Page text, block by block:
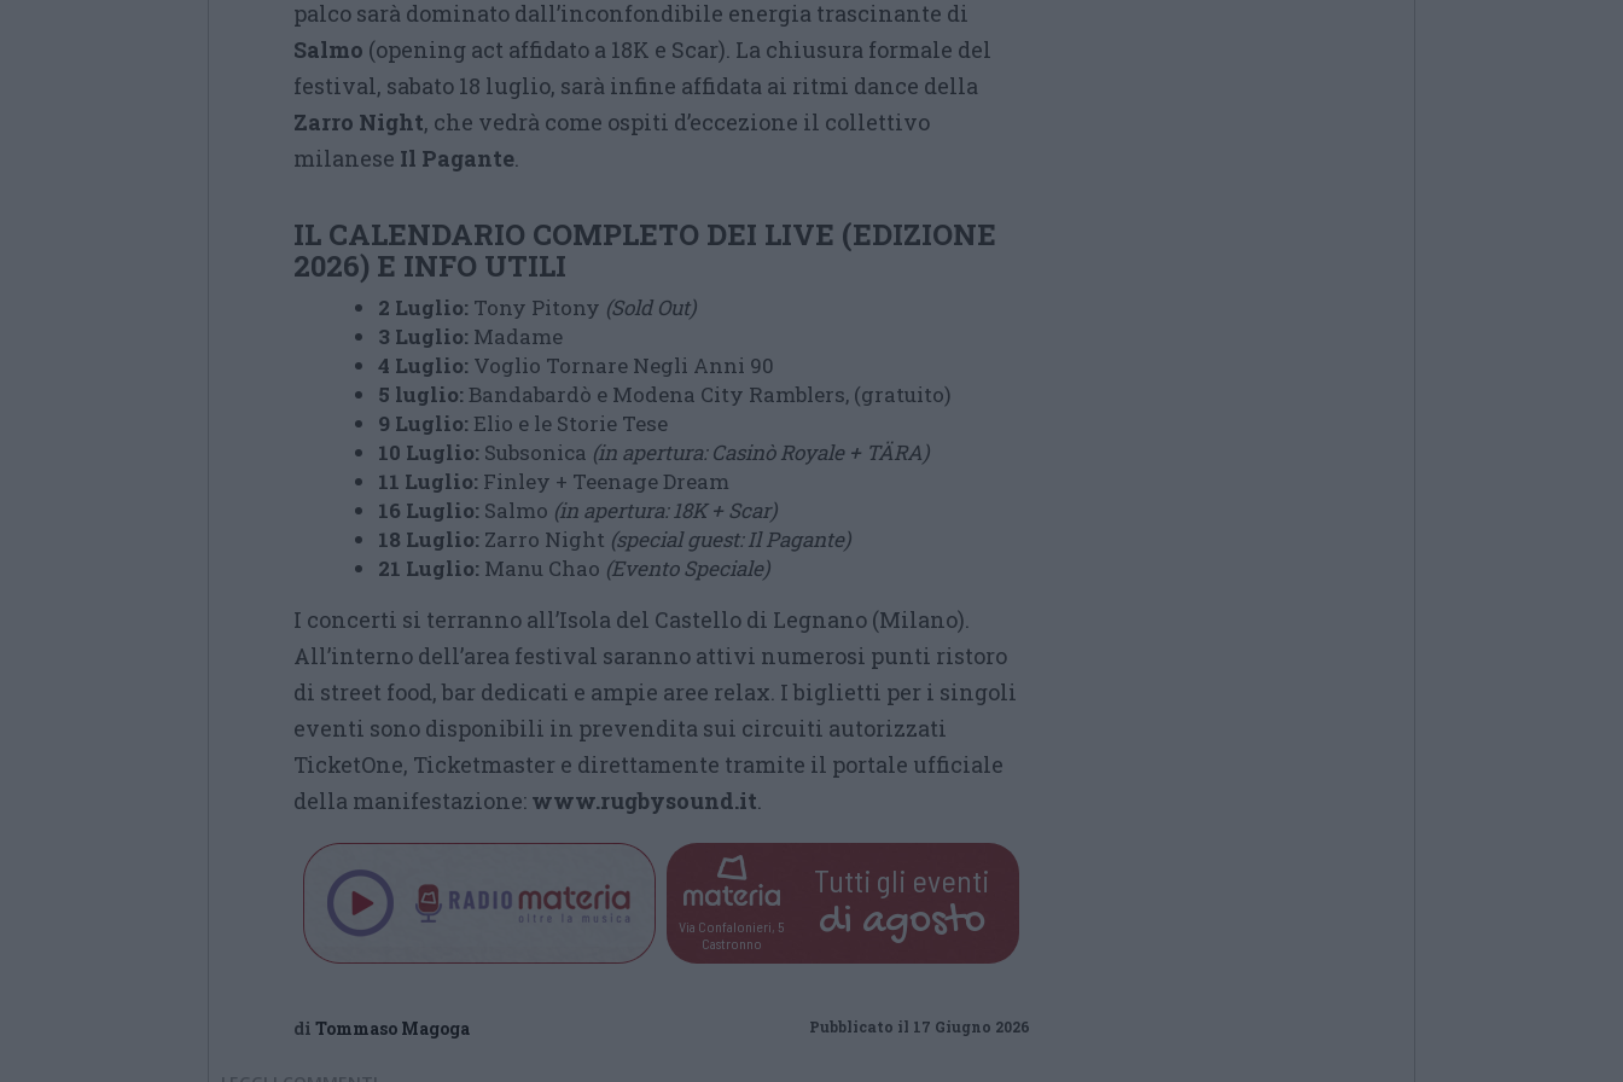
palco sarà dominato dall’inconfondibile energia trascinante di
Salmo (opening act affidato a 18K e Scar). La chiusura formale del
festival, sabato 18 luglio, sarà infine affidata ai ritmi dance della
Zarro Night, che vedrà come ospiti d’eccezione il collettivo
milanese Il Pagante.
IL CALENDARIO COMPLETO DEI LIVE (EDIZIONE
2026) E INFO UTILI
2 Luglio: Tony Pitony (Sold Out)
3 Luglio: Madame
4 Luglio: Voglio Tornare Negli Anni 90
5 luglio: Bandabardò e Modena City Ramblers, (gratuito)
9 Luglio: Elio e le Storie Tese
10 Luglio: Subsonica (in apertura: Casinò Royale + TÄRA)
11 Luglio: Finley + Teenage Dream
16 Luglio: Salmo (in apertura: 18K + Scar)
18 Luglio: Zarro Night (special guest: Il Pagante)
21 Luglio: Manu Chao (Evento Speciale)
I concerti si terranno all’Isola del Castello di Legnano (Milano).
All’interno dell’area festival saranno attivi numerosi punti ristoro
di street food, bar dedicati e ampie aree relax. I biglietti per i singoli
eventi sono disponibili in prevendita sui circuiti autorizzati
TicketOne, Ticketmaster e direttamente tramite il portale ufficiale
della manifestazione: www.rugbysound.it.
Via Confalonieri, 5
Castronno
Tutti gli eventi
di agosto
di Tommaso Magoga Pubblicato il 17 Giugno 2026